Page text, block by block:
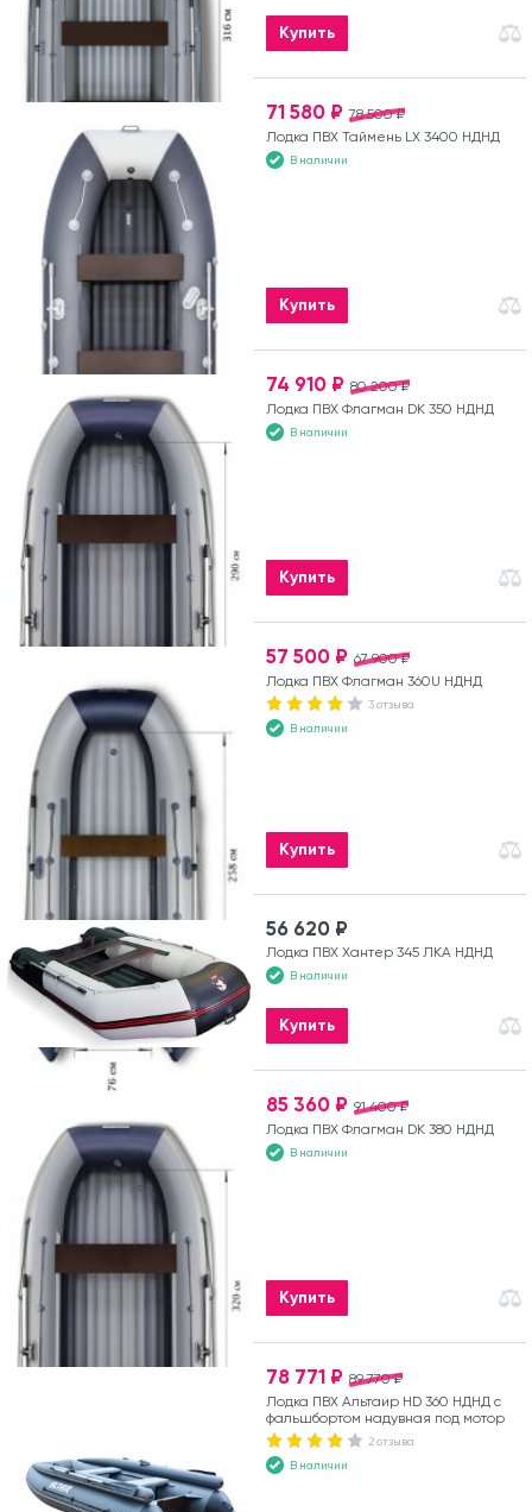
Купить
78 500 ₽
71 580 ₽
Лодка ПВХ Таймень LX 3400 НДНД
В наличии
Купить
80 200 ₽
74 910 ₽
Лодка ПВХ Флагман DK 350 НДНД
В наличии
Купить
67 900 ₽
57 500 ₽
Лодка ПВХ Флагман 360U НДНД
3 отзыва
В наличии
Купить
56 620 ₽
Лодка ПВХ Хантер 345 ЛКА НДНД
В наличии
Купить
91 400 ₽
85 360 ₽
Лодка ПВХ Флагман DK 380 НДНД
В наличии
Купить
89 770 ₽
78 771 ₽
Лодка ПВХ Альтаир HD 360 НДНД с
фальшбортом надувная под мотор
2 отзыва
В наличии